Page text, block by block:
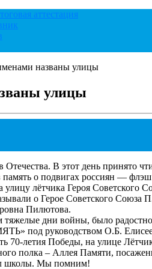
аттестация
названы улицы
улицы
В этот день принято
память о подвигах россиян —
улицу лётчика Героя
о Герое Советского
Пилютова.
дни войны, было
под руководством О.Б.
70-летия Победы, на улице
полка – Аллея Памяти,
школы. Мы помним!